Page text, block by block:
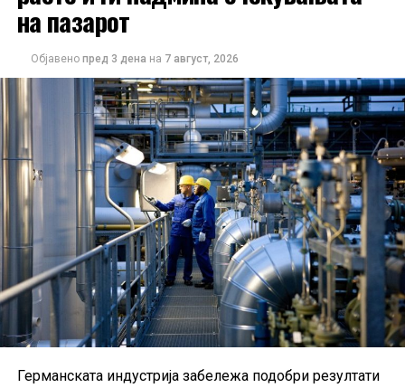
на пазарот
Објавено пред 3 дена на 7 август, 2026
Германската индустрија забележа подобри резултати